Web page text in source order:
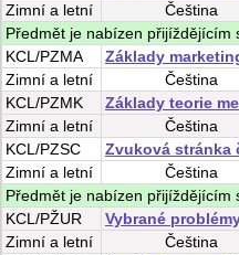
Zimní a letní Čeština
Předmět je nabízen přijíždějícím
KCL/PZMA
Základy
Zimní a letní Čeština
KCL/PZMK
Základy teorie
Zimní a letní Čeština
KCL/PZSC
Zvuková stránka
Zimní a letní Čeština
Předmět je nabízen přijíždějícím
KCL/PŽUR
Vybrané
Zimní a letní Čeština